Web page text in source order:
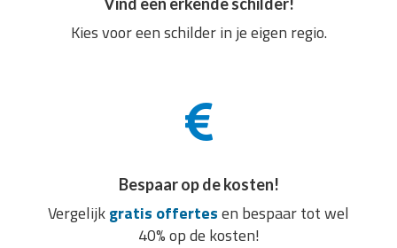
Kies voor een schilder in je eigen regio.
Bespaar op de kosten!
Vergelijkgratis offertesen bespaar tot wel
40% op de kosten!